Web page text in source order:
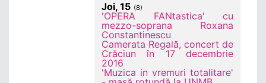
Joi, 15 (8)
'OPERA FANtastica' cu
mezzo-soprana Roxana
Constantinescu
Camerata Regală, concert de
Crăciun în 17 decembrie
2016
'Muzica in vremuri totalitare'